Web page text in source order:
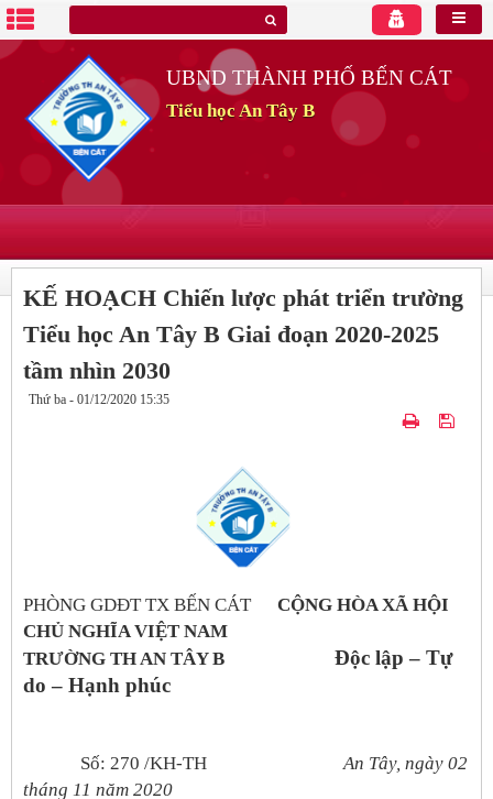
UBND THÀNH PHỐ BẾN CÁT
Tiểu học An Tây B
KẾ HOẠCH Chiến lược phát triển trường
Tiểu học An Tây B Giai đoạn 2020-2025
tầm nhìn 2030
Thứ ba - 01/12/2020 15:35
PHÒNG GDĐT TX BẾN CÁT CỘNG HÒA XÃ HỘI
CHỦ NGHĨA VIỆT NAM
TRƯỜNG TH AN TÂY B Độc lập – Tự
do – Hạnh phúc
Số: 270 /KH-THAn Tây, ngày 02
tháng 11 năm 2020